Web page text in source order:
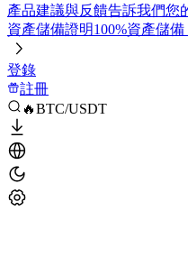
產品建議與反饋告訴我們您
資產儲備證明100%資產儲
登錄
註冊
🔥BTC/USDT